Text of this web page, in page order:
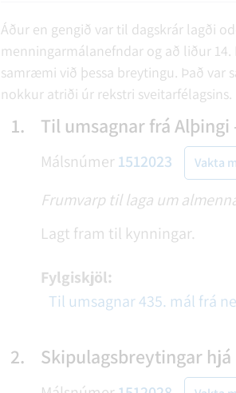
Áður en gengið var til dagskrár lagði
menningarmálanefndar og að liður
samræmi við þessa breytingu. Það var
nokkur atriði úr rekstri sveitarfélagsins.
1. Til umsagnar frá Alþingi
Málsnúmer1512023 Vakta
Frumvarp til laga um
Lagt fram til kynningar.
Fylgiskjöl:
Til umsagnar 435. mál frá
2. Skipulagsbreytingar hjá